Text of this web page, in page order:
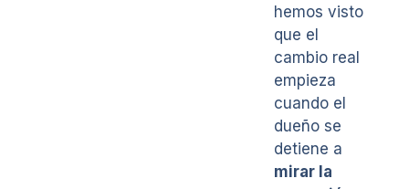
hemos visto
que el
cambio real
empieza
cuando el
dueño se
detiene a
mirar la